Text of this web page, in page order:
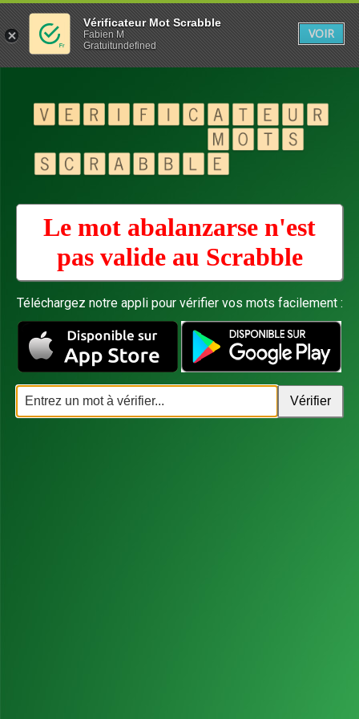
Le mot abalanzarse n'est
pas valide au Scrabble
Téléchargez notre appli pour vérifier vos mots facilement :
Vérificateur Mot Scrabble
Fabien M
Gratuitundefined
VOIR